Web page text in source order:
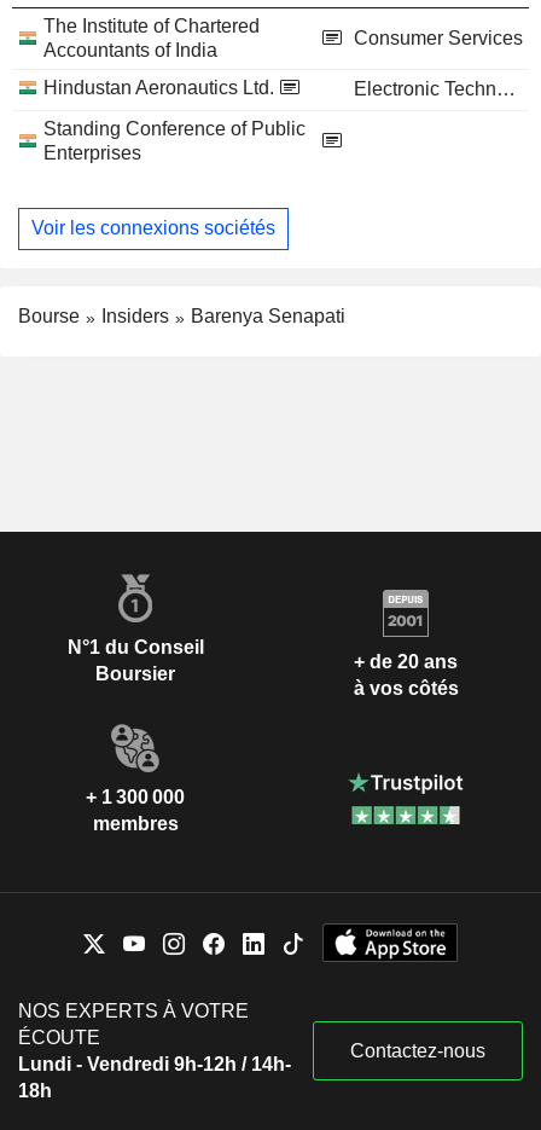
The Institute of Chartered
Accountants of India
Consumer Services
Hindustan Aeronautics Ltd.
Electronic Technology
Standing Conference of Public
Enterprises
Voir les connexions sociétés
Bourse Insiders Barenya Senapati
N°1 du Conseil
Boursier
+ de 20 ans
à vos côtés
+ 1 300 000
membres
NOS EXPERTS À VOTRE
ÉCOUTE
Lundi - Vendredi 9h-12h / 14h-
18h
Contactez-nous